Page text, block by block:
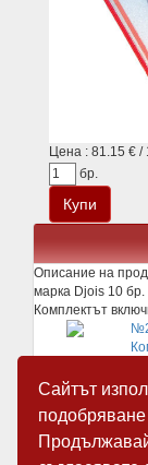
Сайтът
подобряване
Цена : 81.15 €
бр.
Описание на
марка Djois 10 бр.
Комплектът